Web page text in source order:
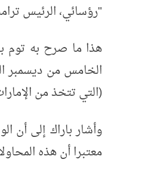
"رؤسائي، الرئيس
هذا ما صرح به توم
الخامس من ديسمبر
(التي تتخذ من
وأشار باراك إلى أن
معتبرا أن هذه